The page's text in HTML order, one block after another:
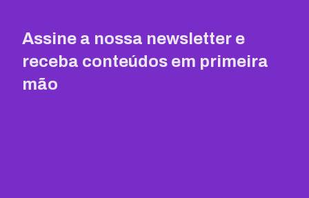
Assine a nossa newsletter e
receba conteúdos em primeira
mão